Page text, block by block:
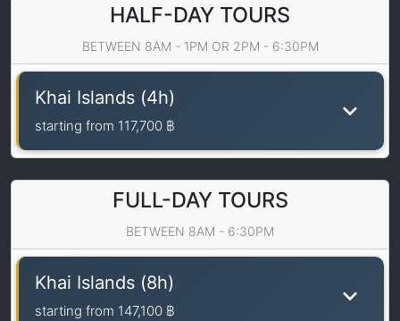
HALF-DAY TOURS
BETWEEN 8AM - 1PM OR 2PM - 6:30PM
Khai Islands (4h)
starting from 117,700 ฿
FULL-DAY TOURS
BETWEEN 8AM - 6:30PM
Khai Islands (8h)
starting from 147,100 ฿